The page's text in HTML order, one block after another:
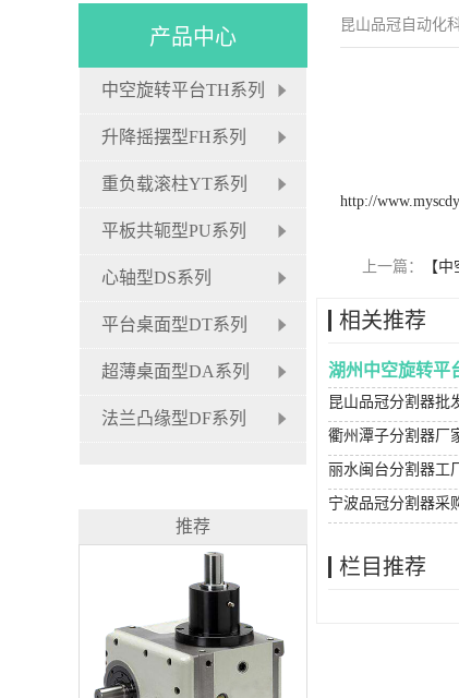
昆山品冠自动化
http://
上一篇： 【
相关推荐
湖州中空旋转平
昆山品冠分割器批
衢州潭子分割器厂
丽水闽台分割器工厂
宁波品冠分割器采
栏目推荐
产品中心
中空旋转平台TH系列
升降摇摆型FH系列
重负载滚柱YT系列
平板共轭型PU系列
心轴型DS系列
平台桌面型DT系列
超薄桌面型DA系列
法兰凸缘型DF系列
推荐